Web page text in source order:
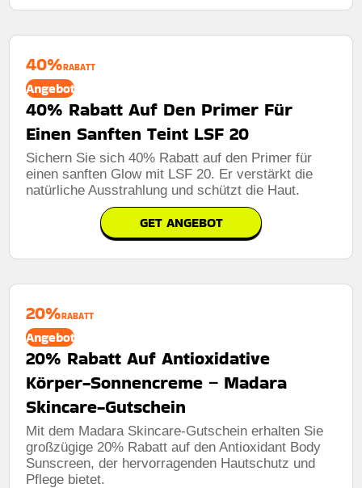
40%RABATT
Angebot
40% Rabatt Auf Den Primer Für
Einen Sanften Teint LSF 20
Sichern Sie sich 40% Rabatt auf den Primer für
einen sanften Glow mit LSF 20. Er verstärkt die
natürliche Ausstrahlung und schützt die Haut.
GET ANGEBOT
20%RABATT
Angebot
20% Rabatt Auf Antioxidative
Körper-Sonnencreme – Madara
Skincare-Gutschein
Mit dem Madara Skincare-Gutschein erhalten Sie
großzügige 20% Rabatt auf den Antioxidant Body
Sunscreen, der hervorragenden Hautschutz und
Pflege bietet.